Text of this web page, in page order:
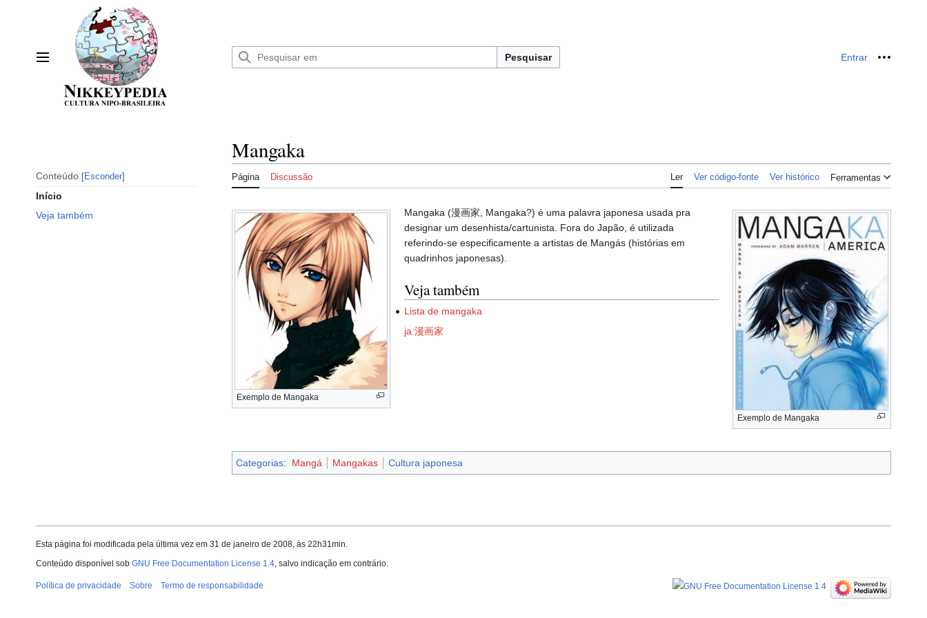
Menu principal
Pesquisar Entrar
Conteúdo Esconder
Início
Veja também
Mangaka
Página Discussão Ler Ver código-fonte Ver histórico Ferramentas
Exemplo de Mangaka
Exemplo de Mangaka
Mangaka (漫画家, Mangaka?) é uma palavra japonesa usada pra
designar um desenhista/cartunista. Fora do Japão, é utilizada
referindo-se especificamente a artistas de Mangás (histórias em
quadrinhos japonesas).
Veja também
Lista de mangaka
ja:漫画家
Categorias: Mangá Mangakas Cultura japonesa
Esta página foi modificada pela última vez em 31 de janeiro de 2008, às 22h31min.
Conteúdo disponível sob GNU Free Documentation License 1.4, salvo indicação em contrário.
Política de privacidade Sobre Termo de responsabilidade